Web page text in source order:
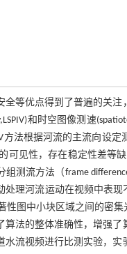
全等优点得到了普遍的关
和时空图像测速
方法根据河流的主流向设
可见性，存在稳定性差等
测流方法（frame
理河流运动在视频中表
著性图中小块区域之间的
法的整体准确性，增强
水流视频进行比测实验，